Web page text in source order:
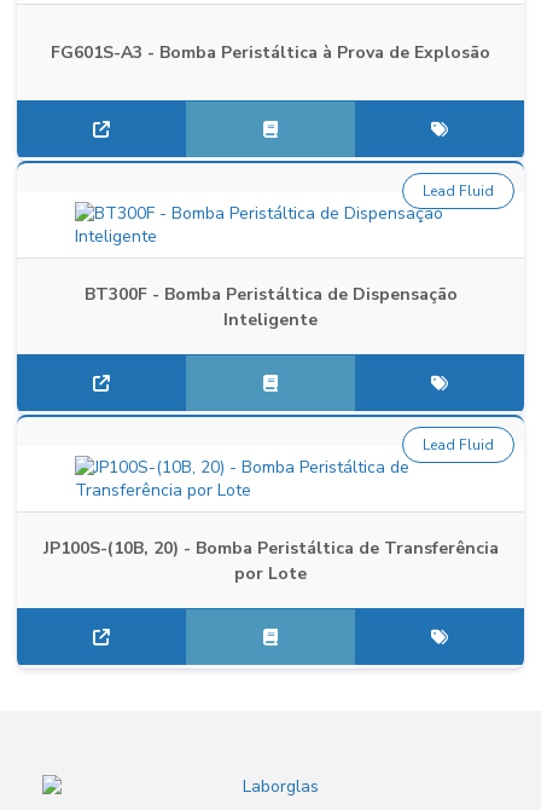
FG601S-A3 - Bomba Peristáltica à Prova de Explosão
BT300F - Bomba Peristáltica de Dispensação
Inteligente
Lead Fluid
JP100S-(10B, 20) - Bomba Peristáltica de Transferência
por Lote
Lead Fluid